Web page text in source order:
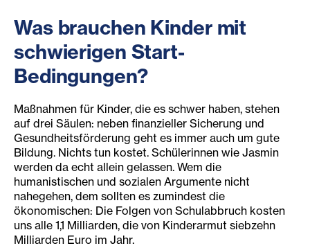
Was brauchen Kinder mit
schwierigen Start-
Bedingungen?
Maßnahmen für Kinder, die es schwer haben, stehen
auf drei Säulen: neben finanzieller Sicherung und
Gesundheitsförderung geht es immer auch um gute
Bildung. Nichts tun kostet. Schülerinnen wie Jasmin
werden da echt allein gelassen. Wem die
humanistischen und sozialen Argumente nicht
nahegehen, dem sollten es zumindest die
ökonomischen: Die Folgen von Schulabbruch kosten
uns alle 1,1 Milliarden, die von Kinderarmut siebzehn
Milliarden Euro im Jahr.